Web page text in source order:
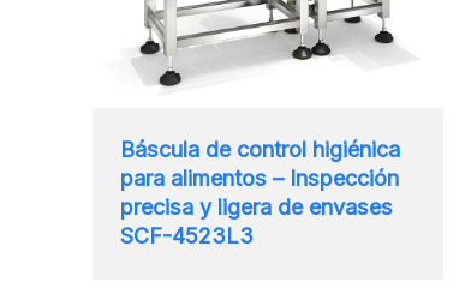
Báscula de control higiénica
para alimentos – Inspección
precisa y ligera de envases
SCF-4523L3